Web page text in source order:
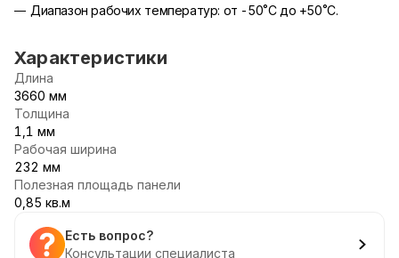
Диапазон рабочих температур: от -50˚С до +50˚С.
Характеристики
Длина
3660 мм
Толщина
1,1 мм
Рабочая ширина
232 мм
Полезная площадь панели
0,85 кв.м
Есть вопрос?
Консультации специалиста